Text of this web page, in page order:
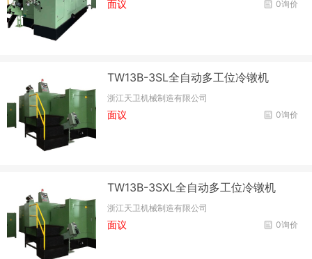
0询价
面议
TW13B-3SL全自动多工位冷镦机
浙江天卫机械制造有限公司
0询价
面议
TW13B-3SXL全自动多工位冷镦机
浙江天卫机械制造有限公司
0询价
面议